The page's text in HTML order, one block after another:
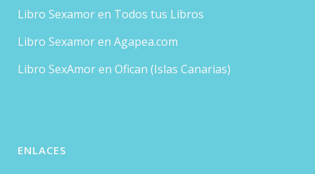
Libro Sexamor en Todos tus Libros
Libro Sexamor en Agapea.com
Libro SexAmor en Ofican (Islas Canarias)
ENLACES